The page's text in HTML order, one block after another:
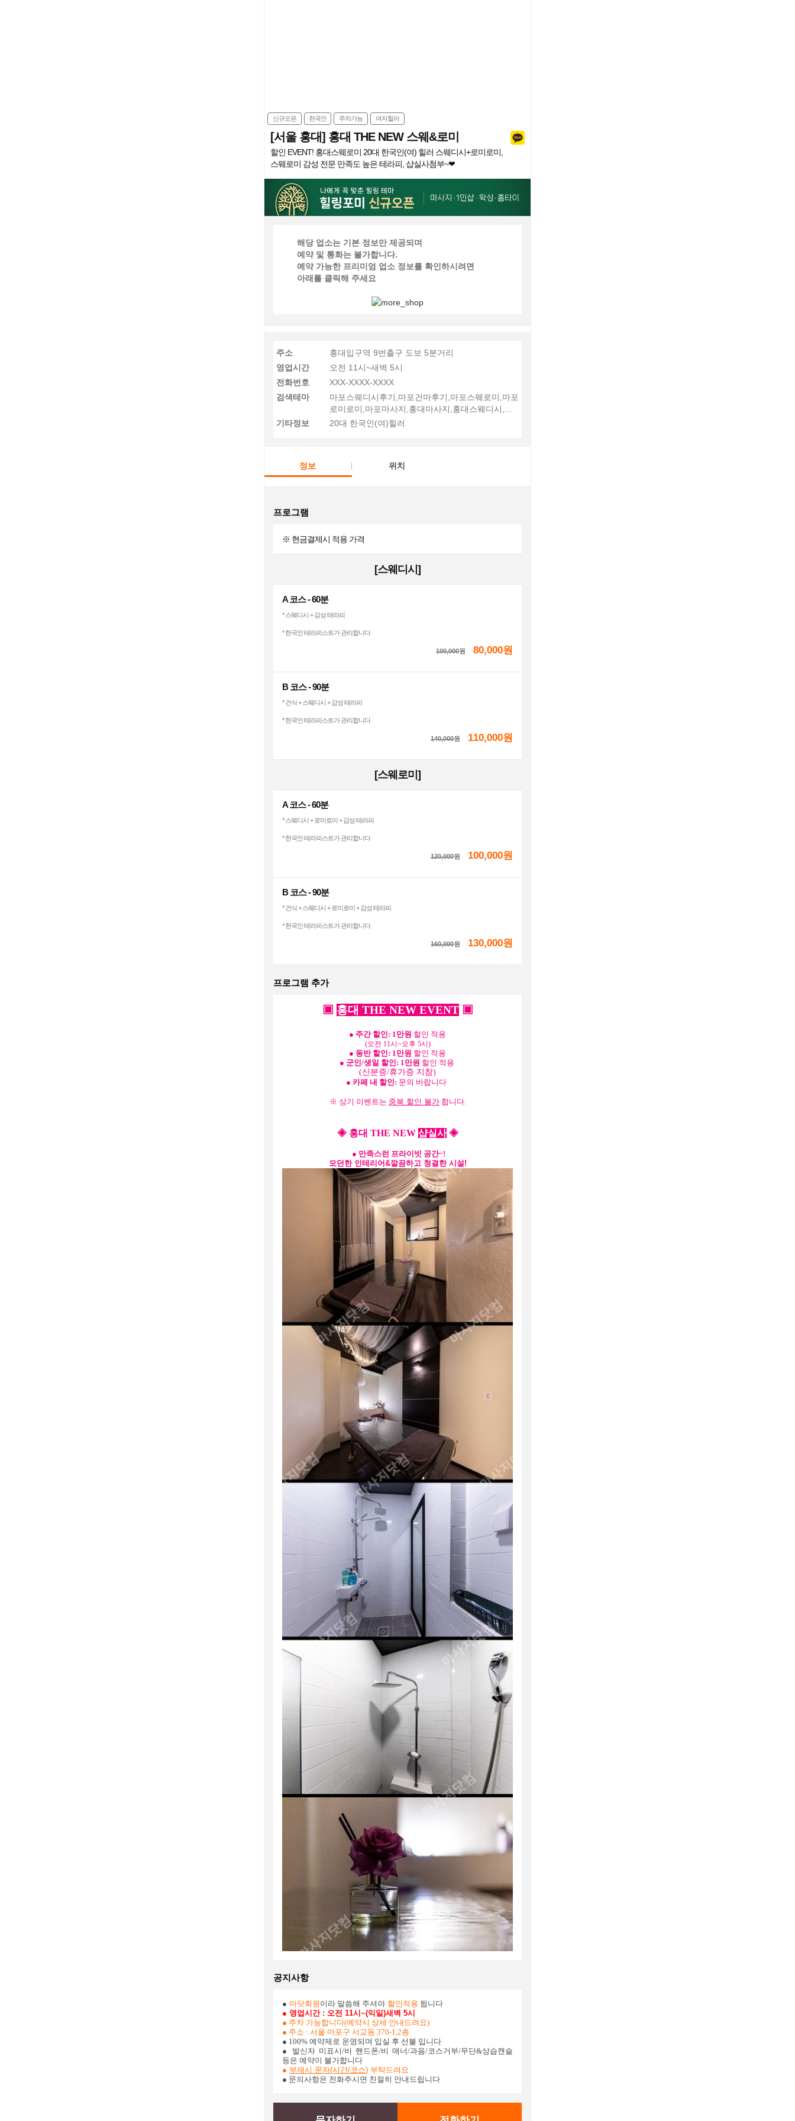
신규오픈 한국인 주차가능 여자힐러
[서울 홍대] 홍대 THE NEW 스웨&로미
할인 EVENT! 홍대스웨로미 20대 한국인(여) 힐러 스웨디시+로미로미,
스웨로미 감성 전문 만족도 높은 테라피, 샵실사첨부~❤
해당 업소는 기본 정보만 제공되며
예약 및 통화는 불가합니다.
예약 가능한 프리미엄 업소 정보를 확인하시려면
아래를 클릭해 주세요
주소
홍대입구역 9번출구 도보 5분거리
영업시간
오전 11시~새벽 5시
전화번호
XXX-XXXX-XXXX
검색테마
마포스웨디시후기,마포건마후기,마포스웨로미,마포
로미로미,마포마사지,홍대마사지,홍대스웨디시,홍
대로미로미
기타정보 20대 한국인(여)힐러
정보 위치
프로그램
※ 현금결제시 적용 가격
[스웨디시]
A 코스 - 60분
* 스웨디시 + 감성 테라피
* 한국인 테라피스트가 관리합니다
100,000원 80,000원
B 코스 - 90분
* 건식 + 스웨디시 + 감성 테라피
* 한국인 테라피스트가 관리합니다
140,000원 110,000원
[스웨로미]
A 코스 - 60분
* 스웨디시 + 로미로미 + 감성 테라피
* 한국인 테라피스트가 관리합니다
120,000원 100,000원
B 코스 - 90분
* 건식 + 스웨디시 + 로미로미 + 감성 테라피
* 한국인 테라피스트가 관리합니다
160,000원 130,000원
프로그램 추가
▣ 홍대 THE NEW EVENT ▣
● 주간 할인: 1만원 할인 적용
(오전 11시~오후 5시)
● 동반 할인: 1만원 할인 적용
● 군인/생일 할인: 1만원 할인 적용
(신분증/휴가증 지참)
● 카페 내 할인: 문의 바랍니다
※ 상기 이벤트는 중복 할인 불가합니다.
◈ 홍대 THE NEW 샵실사 ◈
● 만족스런 프라이빗 공간~!
모던한 인테리어&깔끔하고 청결한 시설!
공지사항
● 마닷회원 이라 말씀해 주셔야 할인적용 됩니다
● 영업시간: 오전 11시~(익일)새벽 5시
● 주차 가능합니다(예약시 상세 안내드려요)
● 주소 : 서울 마포구 서교동 370-1,2층
● 100% 예약제로 운영되며 입실 후 선불 입니다
● 발신자 미표시/비 핸드폰/비 매너/과음/코스거부/무단&상습캔슬
등은 예약이 불가합니다
● 부재시 문자(시간/코스) 부탁드려요
● 문의사항은 전화주시면 친절히 안내드립니다